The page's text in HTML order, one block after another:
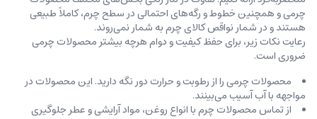
چرمی و همچنین خطوط و رگه‌‌های احتمالی در سطح چرم، کاملاً طبیعی
هستند و در شمار نواقص کالای چرم به شمار نمی‌روند.
رعایت نکات زیر، برای حفظ کیفیت و دوام هرچه بیشتر محصولات چرمی
ضروری است.
محصولات چرمی را از رطوبت و حرارت دور نگه دارید. این محصولات در
مواجهه با آب آسیب می‌بینند.
از تماس محصولات چرم با انواع روغن‌، مواد آرایشی و عطر جلوگیری